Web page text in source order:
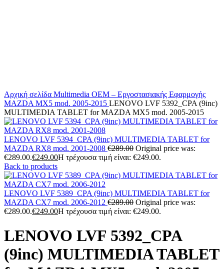
Αρχική σελίδα Multimedia OEM – Εργοστασιακής Εφαρμογής
MAZDA MX5 mod. 2005-2015 LENOVO LVF 5392_CPA (9inc)
MULTIMEDIA TABLET for MAZDA MX5 mod. 2005-2015
LENOVO LVF 5394_CPA (9inc) MULTIMEDIA TABLET for
MAZDA RX8 mod. 2001-2008 €289.00 Original price was:
€289.00.€249.00Η τρέχουσα τιμή είναι: €249.00.
Back to products
LENOVO LVF 5389_CPA (9inc) MULTIMEDIA TABLET for
MAZDA CX7 mod. 2006-2012 €289.00 Original price was:
€289.00.€249.00Η τρέχουσα τιμή είναι: €249.00.
LENOVO LVF 5392_CPA
(9inc) MULTIMEDIA TABLET